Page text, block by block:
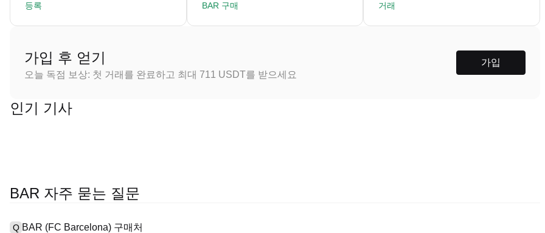
등록
BAR 구매 거래
가입 후 얻기
오늘 독점 보상: 첫 거래를 완료하고 최대 711 USDT를 받으세요
가입
인기 기사
BAR 자주 묻는 질문
Q BAR (FC Barcelona) 구매처